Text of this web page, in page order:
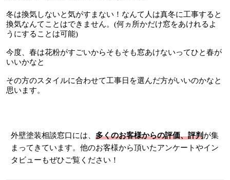
冬は換気しないと気がすまない！なんて人は真冬に工事すると
換気なんてことはできません。(何ヵ所かだけ窓をあけれるよ
うにすることは可能)
今度、春は花粉がすごいからそもそも窓あけないってひと春が
いいかなと
その方のスタイルに合わせて工事日を選んだ方がいいのかなと
思います。
外壁塗装相談窓口には、 多くのお客様からの評価、評判が集
まってきています。他のお客様から頂いたアンケートやイン
タビューもぜひご覧ください！